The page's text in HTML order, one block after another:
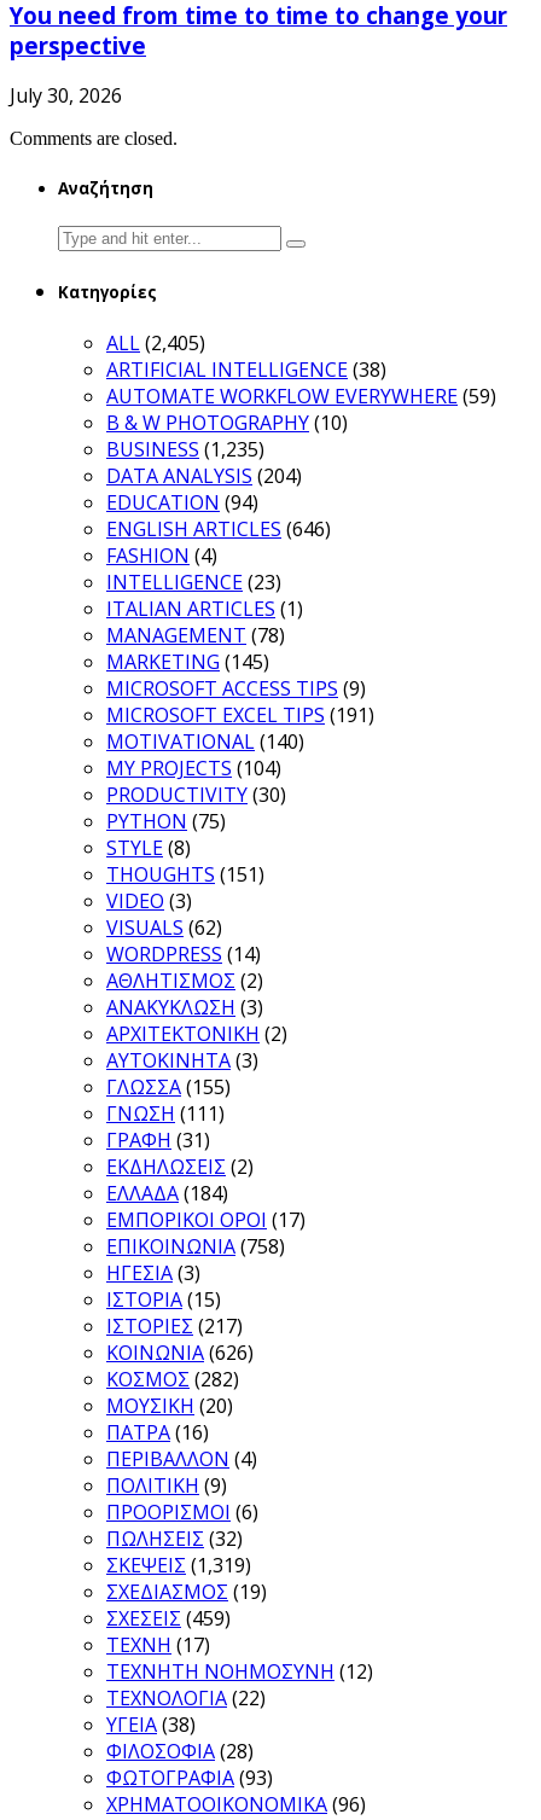
You need from time to time to change your
perspective
July 30, 2026
Comments are closed.
Αναζήτηση
Search
for:
Κατηγορίες
ALL(2,405)
ARTIFICIAL INTELLIGENCE(38)
AUTOMATE WORKFLOW EVERYWHERE(59)
B & W PHOTOGRAPHY(10)
BUSINESS (1,235)
DATA ANALYSIS (204)
EDUCATION (94)
ENGLISH ARTICLES (646)
FASHION (4)
INTELLIGENCE(23)
ITALIAN ARTICLES (1)
MANAGEMENT (78)
MARKETING (145)
MICROSOFT ACCESS TIPS (9)
MICROSOFT EXCEL TIPS (191)
MOTIVATIONAL(140)
MY PROJECTS (104)
PRODUCTIVITY(30)
PYTHON (75)
STYLE(8)
THOUGHTS (151)
VIDEO (3)
VISUALS (62)
WORDPRESS (14)
ΑΘΛΗΤΙΣΜΟΣ (2)
ΑΝΑΚΥΚΛΩΣΗ (3)
ΑΡΧΙΤΕΚΤΟΝΙΚΗ (2)
ΑΥΤΟΚΙΝΗΤΑ(3)
ΓΛΩΣΣΑ(155)
ΓΝΩΣΗ (111)
ΓΡΑΦΗ (31)
ΕΚΔΗΛΩΣΕΙΣ (2)
ΕΛΛΑΔΑ(184)
ΕΜΠΟΡΙΚΟΙ ΟΡΟΙ (17)
ΕΠΙΚΟΙΝΩΝΙΑ(758)
ΗΓΕΣΙΑ(3)
ΙΣΤΟΡΙΑ(15)
ΙΣΤΟΡΙΕΣ (217)
ΚΟΙΝΩΝΙΑ(626)
ΚΟΣΜΟΣ (282)
ΜΟΥΣΙΚΗ (20)
ΠΑΤΡΑ(16)
ΠΕΡΙΒΑΛΛΟΝ (4)
ΠΟΛΙΤΙΚΗ (9)
ΠΡΟΟΡΙΣΜΟΙ (6)
ΠΩΛΗΣΕΙΣ (32)
ΣΚΕΨΕΙΣ (1,319)
ΣΧΕΔΙΑΣΜΟΣ (19)
ΣΧΕΣΕΙΣ (459)
ΤΕΧΝΗ (17)
ΤΕΧΝΗΤΗ ΝΟΗΜΟΣΥΝΗ (12)
ΤΕΧΝΟΛΟΓΙΑ(22)
ΥΓΕΙΑ(38)
ΦΙΛΟΣΟΦΙΑ(28)
ΦΩΤΟΓΡΑΦΙΑ(93)
ΧΡΗΜΑΤΟΟΙΚΟΝΟΜΙΚΑ(96)